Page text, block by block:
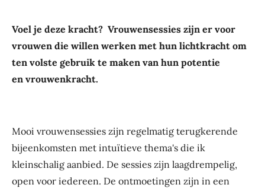
Voel je deze kracht? Vrouwensessies zijn er voor
vrouwen die willen werken met hun lichtkracht om
ten volste gebruik te maken van hun potentie
en vrouwenkracht.
Mooi vrouwensessies zijn regelmatig terugkerende
bijeenkomsten met intuïtieve thema's die ik
kleinschalig aanbied. De sessies zijn laagdrempelig,
open voor iedereen. De ontmoetingen zijn in een